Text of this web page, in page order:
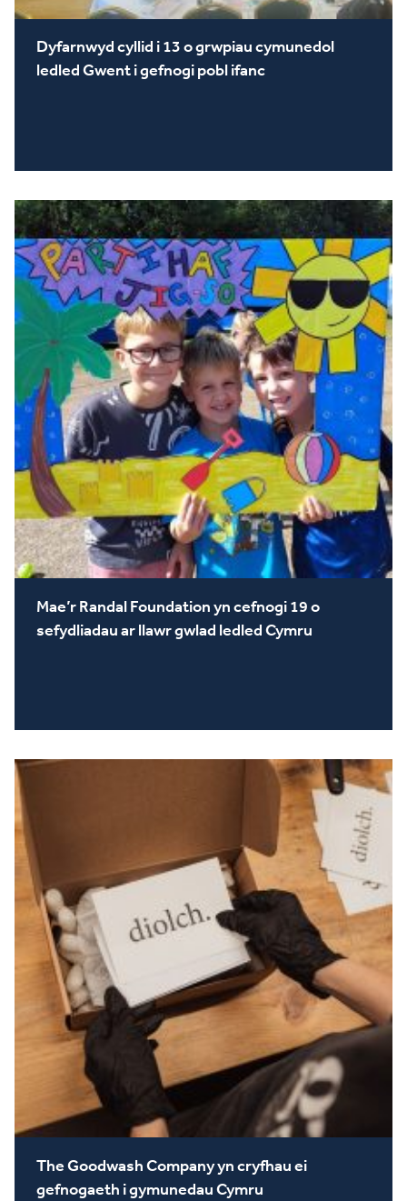
Dyfarnwyd cyllid i 13 o grwpiau cymunedol
ledled Gwent i gefnogi pobl ifanc
Mae’r Randal Foundation yn cefnogi 19 o
sefydliadau ar llawr gwlad ledled Cymru
The Goodwash Company yn cryfhau ei
gefnogaeth i gymunedau Cymru